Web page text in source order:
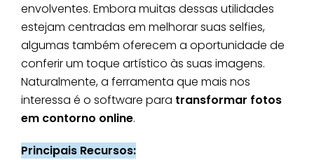
envolventes. Embora muitas dessas utilidades
estejam centradas em melhorar suas selfies,
algumas também oferecem a oportunidade de
conferir um toque artístico às suas imagens.
Naturalmente, a ferramenta que mais nos
interessa é o software para transformar fotos
em contorno online.
Principais Recursos: